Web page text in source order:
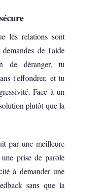
les relations sont
de l'aide
de déranger, tu
t'effondrer, et tu
Face à un
plutôt que la
par une meilleure
prise de parole
à demander une
sans que la